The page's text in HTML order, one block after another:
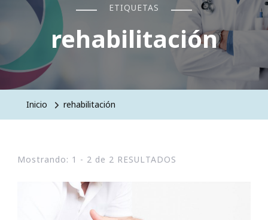
ETIQUETAS
rehabilitación
Inicio rehabilitación
Mostrando: 1 - 2 de 2 RESULTADOS